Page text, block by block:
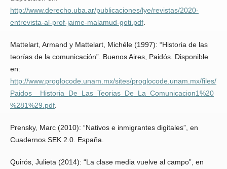
http://www.derecho.uba.ar/publicaciones/lye/revistas/2020-
entrevista-al-prof-jaime-malamud-goti.pdf.
Mattelart, Armand y Mattelart, Michéle (1997): “Historia de las
teorías de la comunicación”. Buenos Aires, Paidós. Disponible
en:
http://www.proglocode.unam.mx/sites/proglocode.unam.mx/files/
Paidos__Historia_De_Las_Teorias_De_La_Comunicacion1%20
%281%29.pdf.
Prensky, Marc (2010): “Nativos e inmigrantes digitales”, en
Cuadernos SEK 2.0. España.
Quirós, Julieta (2014): “La clase media vuelve al campo”, en